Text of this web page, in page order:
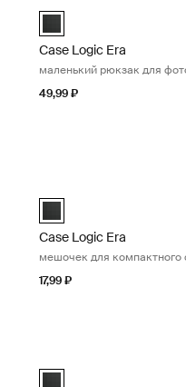
Case Logic Era Small
Case Logic Era
маленький рюкзак для
49,99 ₽
Case Logic Era Camera
Case Logic Era
мешочек для компактного
17,99 ₽
Case Logic Era 16"